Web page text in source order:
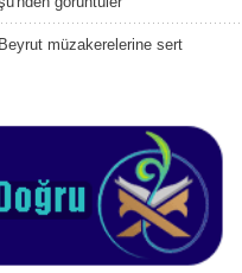
müzakerelerine sert